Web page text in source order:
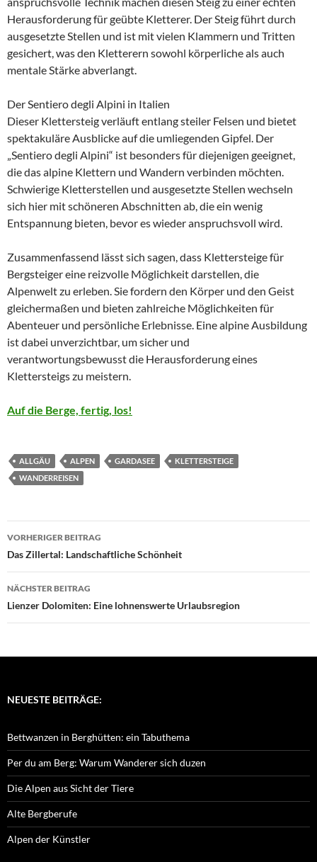
Herausforderung für geübte Kletterer. Der Steig führt durch
ausgesetzte Stellen und ist mit vielen Klammern und Tritten
gesichert, was den Kletterern sowohl körperliche als auch
mentale Stärke abverlangt.
Der Sentiero degli Alpini in Italien
Dieser Klettersteig verläuft entlang steiler Felsen und bietet
spektakuläre Ausblicke auf die umliegenden Gipfel. Der
„Sentiero degli Alpini“ ist besonders für diejenigen geeignet,
die das alpine Klettern und Wandern verbinden möchten.
Schwierige Kletterstellen und ausgesetzte Stellen wechseln
sich hier mit schöneren Abschnitten ab, die ein wenig
Entspannung bieten, bevor es wieder anspruchsvoll wird.
Zusammenfassend lässt sich sagen, dass Klettersteige für
Bergsteiger eine reizvolle Möglichkeit darstellen, die
Alpenwelt zu erleben. Sie fordern den Körper und den Geist
gleichermaßen und bieten zahlreiche Möglichkeiten für
Abenteuer und persönliche Erlebnisse. Eine alpine Ausbildung
ist dabei unverzichtbar, um sicher und
verantwortungsbewusst die Herausforderung eines
Klettersteigs zu meistern.
Auf die Berge, fertig, los!
ALLGÄU ALPEN GARDASEE
KLETTERSTEIGE
WANDERREISEN
Beitragsnavigation
VORHERIGER BEITRAG
Das Zillertal: Landschaftliche Schönheit
NÄCHSTER BEITRAG
Lienzer Dolomiten: Eine lohnenswerte Urlaubsregion
NEUESTE BEITRÄGE:
Bettwanzen in Berghütten: ein Tabuthema
Per du am Berg: Warum Wanderer sich duzen
Die Alpen aus Sicht der Tiere
Alte Bergberufe
Alpen der Künstler